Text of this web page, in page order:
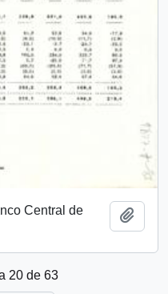
Central de
20 de 63